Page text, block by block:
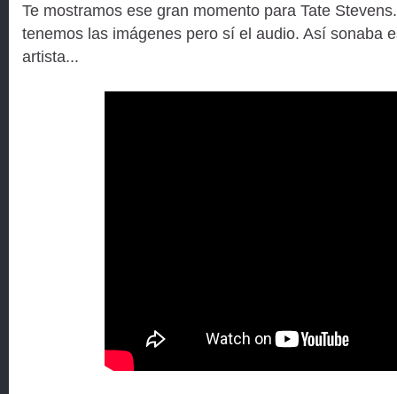
Te mostramos ese gran momento para Tate
tenemos las imágenes pero sí el audio. Así sonaba
artista...